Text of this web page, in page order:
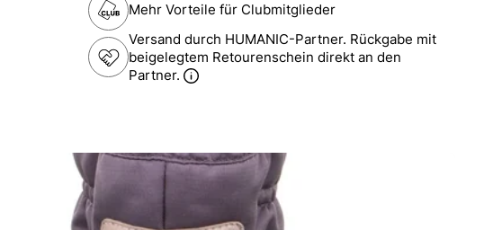
Mehr Vorteile für Clubmitglieder
Versand durch HUMANIC-Partner. Rückgabe mit
beigelegtem Retourenschein direkt an den
Partner.